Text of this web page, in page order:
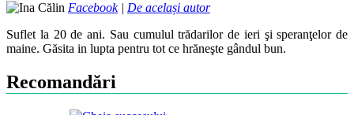
Facebook| De același autor
Suflet la 20 de ani. Sau cumulul trădarilor de ieri şi speranţelor de
maine. Găsita in lupta pentru tot ce hrăneşte gândul bun.
Recomandări